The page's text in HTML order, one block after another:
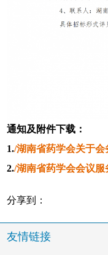
通知及附件下载：
1./湖南省药学会关于
2./湖南省药学会会议
分享到：
友情链接